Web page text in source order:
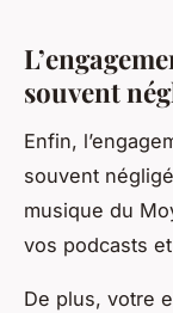
souvent
Enfin,
souvent
musique du
vos podcasts
De plus, votre